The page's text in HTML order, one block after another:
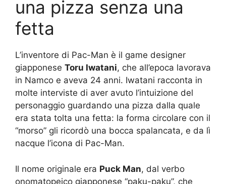
una pizza senza una
fetta
L’inventore di Pac-Man è il game designer
giapponese Toru Iwatani, che all’epoca lavorava
in Namco e aveva 24 anni. Iwatani racconta in
molte interviste di aver avuto l’intuizione del
personaggio guardando una pizza dalla quale
era stata tolta una fetta: la forma circolare con il
“morso” gli ricordò una bocca spalancata, e da lì
nacque l’icona di Pac-Man.
Il nome originale era Puck Man, dal verbo
onomatopeico giapponese “paku-paku”, che